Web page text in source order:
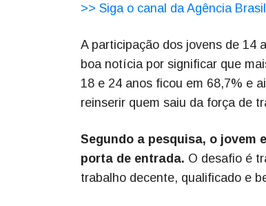
>> Siga o canal da Agência
A participação dos jovens de 14
boa notícia por significar que
18 e 24 anos ficou em 68,7% e
reinserir quem saiu da força de
Segundo a pesquisa, o jovem
porta de entrada. O desafio é
trabalho decente, qualificado e